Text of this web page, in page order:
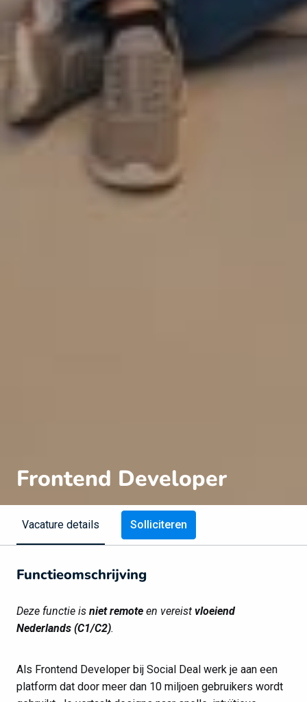
Frontend Developer
Vacature details Solliciteren
Functieomschrijving
Deze functie is niet remote en vereist vloeiend
Nederlands (C1/C2).
Als Frontend Developer bij Social Deal werk je aan een
platform dat door meer dan 10 miljoen gebruikers wordt